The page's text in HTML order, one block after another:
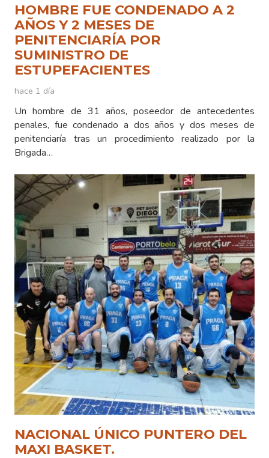
HOMBRE FUE CONDENADO A 2
AÑOS Y 2 MESES DE
PENITENCIARÍA POR
SUMINISTRO DE
ESTUPEFACIENTES
hace 1 día
Un hombre de 31 años, poseedor de antecedentes
penales, fue condenado a dos años y dos meses de
penitenciaría tras un procedimiento realizado por la
Brigada…
NACIONAL ÚNICO PUNTERO DEL
MAXI BASKET.